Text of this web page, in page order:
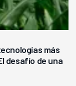
más
desafío de una